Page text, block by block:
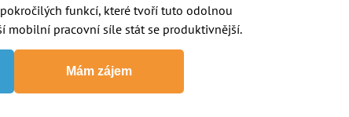
funkcí, které tvoří tuto odolnou
mobilní pracovní síle stát se produktivnější.
Mám zájem